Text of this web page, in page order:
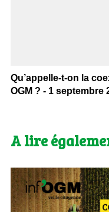
Qu’appelle-t-on la
OGM ? - 1 septembre
A lire